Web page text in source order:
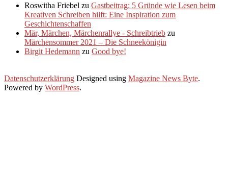
Roswitha Friebel zu Gastbeitrag: 5 Gründe wie Lesen beim
Kreativen Schreiben hilft: Eine Inspiration zum
Geschichtenschaffen
Mär, Märchen, Märchenrallye - Schreibtrieb zu
Märchensommer 2021 – Die Schneekönigin
Birgit Hedemann zu Good bye!
Datenschutzerklärung Designed using Magazine News Byte.
Powered by WordPress.